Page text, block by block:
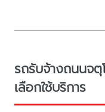
รถรับจ้างถนนจตุ
เลือกใช้บริการ